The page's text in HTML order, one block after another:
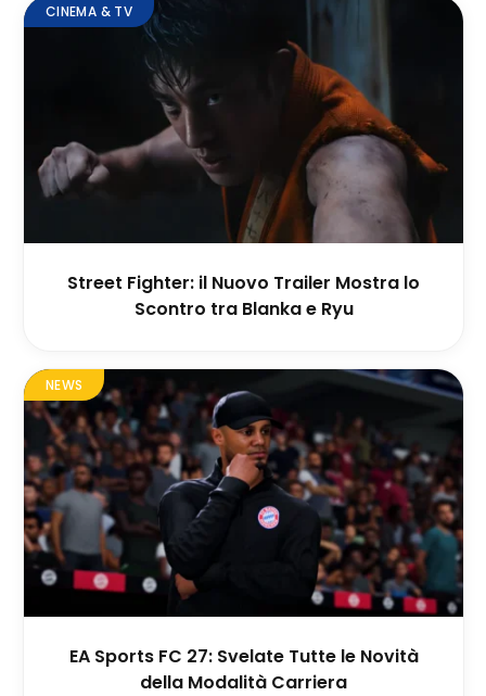
CINEMA & TV
Street Fighter: il Nuovo Trailer Mostra lo
Scontro tra Blanka e Ryu
NEWS
EA Sports FC 27: Svelate Tutte le Novità
della Modalità Carriera